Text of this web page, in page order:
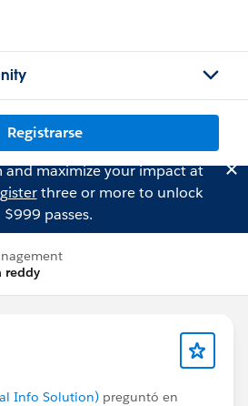
Registrarse
and maximize your impact at
three or more to unlock
$999 passes.
reddy
Info Solution) preguntó en